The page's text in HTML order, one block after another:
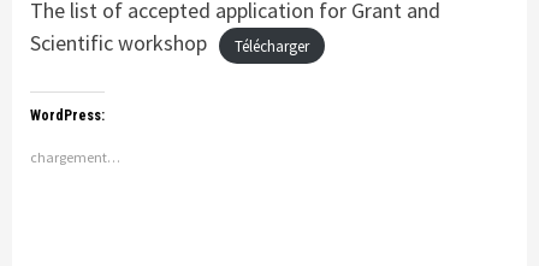
The list of accepted application for Grant and
Scientific workshop
Télécharger
WordPress:
chargement…